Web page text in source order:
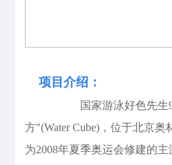
项目介绍：
国家游泳好色先
方"(Water Cube)，位于北京
为2008年夏季奥运会修建的